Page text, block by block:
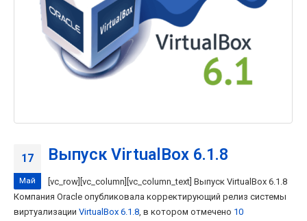
17
Май
Выпуск VirtualBox 6.1.8
[vc_row][vc_column][vc_column_text] Выпуск VirtualBox 6.1.8
Компания Oracle опубликовала корректирующий релиз системы
виртуализации VirtualBox 6.1.8, в котором отмечено 10